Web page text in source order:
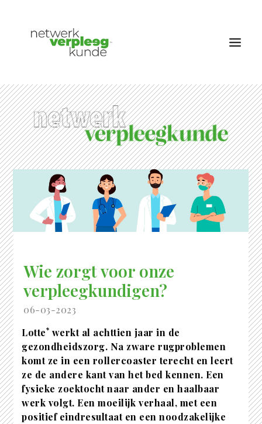
OVER NETWERK VERPLEEGKUNDE
NIEUWS
RUBRIEKEN
EDITIES
VACATURES
LID WORDEN
CONTACT
Wie zorgt voor onze
verpleegkundigen?
06-03-2023
Lotte* werkt al achttien jaar in de
gezondheidszorg. Na zware rugproblemen
komt ze in een rollercoaster terecht en leert
ze de andere kant van het bed kennen. Een
fysieke zoektocht naar ander en haalbaar
werk volgt. Een moeilijk verhaal, met een
positief eindresultaat en een noodzakelijke